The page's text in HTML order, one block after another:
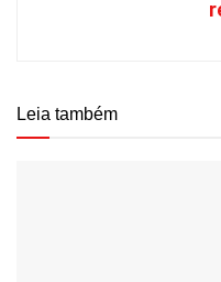
Leia também